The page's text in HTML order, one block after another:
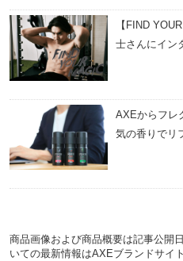
【FIND
士さんにイン
AXEからフレ
気の香りでリ
商品画像および商品概要は記事公開
いての最新情報はAXEブランドサイ